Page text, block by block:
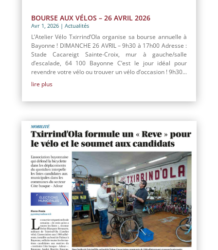
BOURSE AUX VÉLOS – 26 AVRIL 2026
Avr 1, 2026| Actualités
L’Atelier Vélo Txirrind’Ola organise sa bourse annuelle à
Bayonne ! DIMANCHE 26 AVRIL – 9h30 à 17h00 Adresse :
Stade Cacareigt Sainte-Croix, mur à gauche/salle
d’escalade, 64 100 Bayonne C’est le jour idéal pour
revendre votre vélo ou trouver un vélo d’occasion ! 9h30...
lire plus